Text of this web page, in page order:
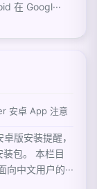
在 Googl···
安卓 App 注意
版安装提醒，
包。 本栏目
中文用户的···